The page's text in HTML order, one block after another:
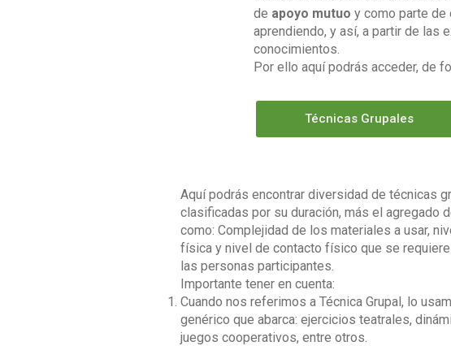
de apoyo mutuo y como parte de
aprendiendo, y así, a partir de las
conocimientos.
Por ello aquí podrás acceder, de
Técnicas Grupales
Aquí podrás encontrar diversidad de técnicas
clasificadas por su duración, más el agregado
como: Complejidad de los materiales a usar,
física y nivel de contacto físico que se
las personas participantes.
Importante tener en cuenta:
Cuando nos referimos a Técnica Grupal, lo
genérico que abarca: ejercicios teatrales,
juegos cooperativos, entre otros.